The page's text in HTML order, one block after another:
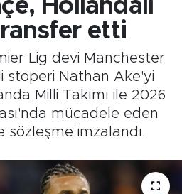
Hollandalı
transfer etti
Lig devi Manchester
stoperi Nathan Ake'yi
Milli Takımı ile 2026
mücadele eden
sözleşme imzalandı.